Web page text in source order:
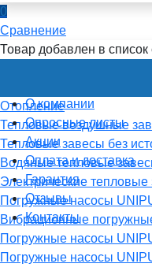
0
Сравнение
Товар добавлен в список
О компании
Опросные листы
Акции
Оплата и доставка
Гарантия
Отзывы
Контакты
Отопление
Тепловые воздушные
Тепловые завесы без
Водяные тепловые
Электрические тепловые
Погружные насосы
Вибрационные
Погружные насосы
Погружные насосы